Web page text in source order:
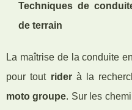
Techniques de
de terrain
La maîtrise de la conduite
pour tout riderà la
moto groupe. Sur les